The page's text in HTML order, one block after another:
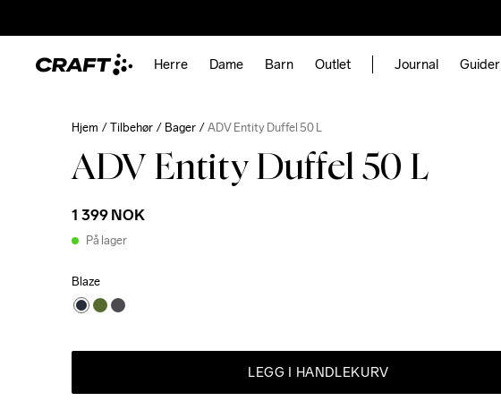
Herre Dame Barn Outlet Journal Guider
Hjem Tilbehør Bager ADV Entity Duffel 50 L
ADV Entity Duffel 50 L
1 399 NOK
På lager
Blaze
LEGG I HANDLEKURV